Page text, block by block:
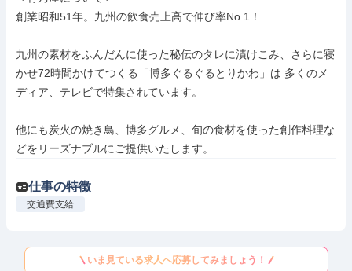
創業昭和51年。九州の飲食売上高で伸び率No.1！
九州の素材をふんだんに使った秘伝のタレに漬けこみ、さらに寝
かせ72時間かけてつくる「博多ぐるぐるとりかわ」は 多くのメ
ディア、テレビで特集されています。
他にも炭火の焼き鳥、博多グルメ、旬の食材を使った創作料理な
どをリーズナブルにご提供いたします。
仕事の特徴
交通費支給
いま見ている求人へ応募してみましょう！